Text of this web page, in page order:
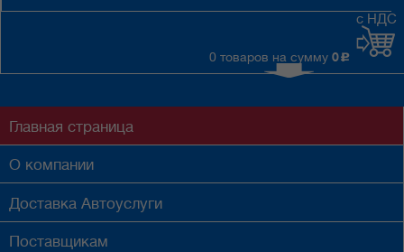
0 товаров на сумму 0 c
с НДС
Главная страница
О компании
Доставка Автоуслуги
Поставщикам